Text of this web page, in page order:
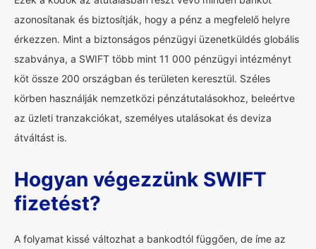
azonosítanak és biztosítják, hogy a pénz a megfelelő helyre
érkezzen. Mint a biztonságos pénzügyi üzenetküldés globális
szabványa, a SWIFT több mint 11 000 pénzügyi intézményt
köt össze 200 országban és területen keresztül. Széles
körben használják nemzetközi pénzátutalásokhoz, beleértve
az üzleti tranzakciókat, személyes utalásokat és deviza
átváltást is.
Hogyan végezzünk SWIFT
fizetést?
A folyamat kissé változhat a bankodtól függően, de íme az